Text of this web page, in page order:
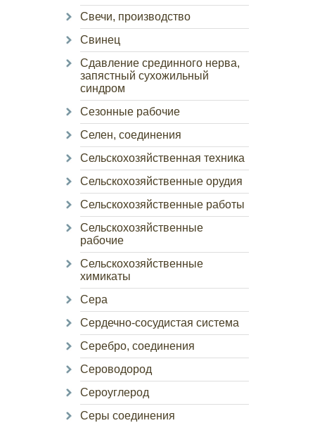
Свечи, производство
Свинец
Сдавление срединного нерва,
запястный сухожильный
синдром
Сезонные рабочие
Селен, соединения
Сельскохозяйственная техника
Сельскохозяйственные орудия
Сельскохозяйственные работы
Сельскохозяйственные
рабочие
Сельскохозяйственные
химикаты
Сера
Сердечно-сосудистая система
Серебро, соединения
Сероводород
Сероуглерод
Серы соединения